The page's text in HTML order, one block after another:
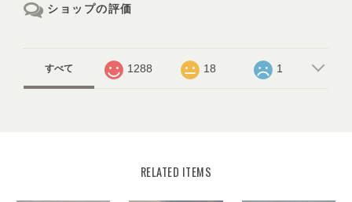
ショップの評価
すべて 1288 18 1
RELATED ITEMS